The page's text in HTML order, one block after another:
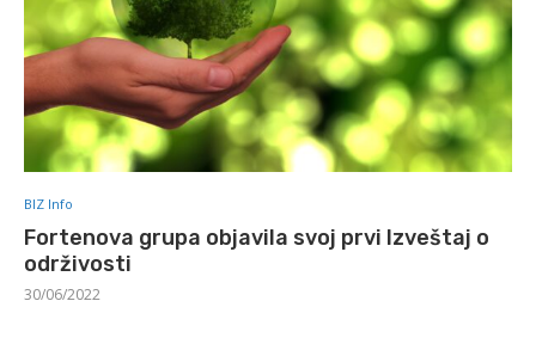
BIZ Info
Fortenova grupa objavila svoj prvi Izveštaj o
održivosti
30/06/2022